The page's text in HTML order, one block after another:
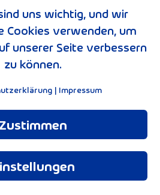
des Klimaschutzes
Verbraucherinnen
wie Unternehmen,
KEEN-Verbund
uns wichtig, und wir
Cookies verwenden, um
unserer Seite verbessern
zu können.
| Impressum
Zustimmen